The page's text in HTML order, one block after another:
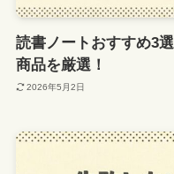
読書ノートおすすめ3
商品を厳選！
2026年5月2日